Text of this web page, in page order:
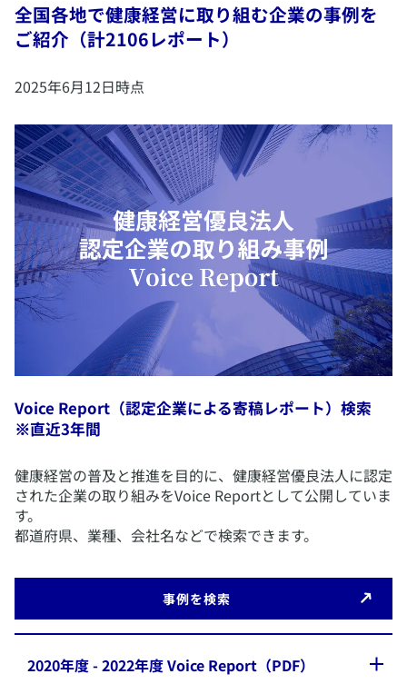
協会けんぽとの覚書44
商工会議所との連携協定472
銘柄1、大規模121、中小5498
上記すべて2025年3月21日現在
​アクサ生命は、各地の自治体・協会けんぽ支部・商工会議
所等と健康経営や健康づくりに関する連携協定や覚書を締
結しています。地域社会の活性化の一助となるよう、自治
体等と密接に連携・協働し、全国各地の事業者の皆さまの
健康経営実践と県民・市民の皆さまの健康づくりを継続的
にサポートしています。
全国各地で健康経営に取り組む企業の事例を
ご紹介（計2106レポート）
​2025年6月12日時点
Voice Report（認定企業による寄稿レポート）検索
※直近3年間
​健康経営の普及と推進を目的に、健康経営優良法人に認定
された企業の取り組みをVoice Reportとして公開していま
す。
都道府県、業種、会社名などで検索できます。
​事例を検索
​2020年度 - 2022年度 Voice Report（PDF）